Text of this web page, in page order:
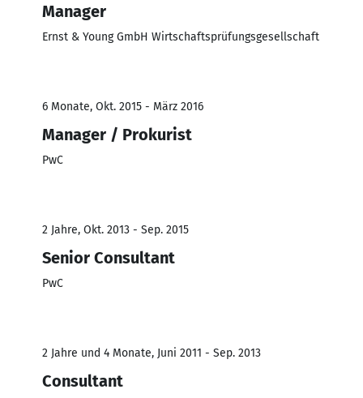
Manager
Ernst & Young GmbH Wirtschaftsprüfungsgesellschaft
6 Monate, Okt. 2015 - März 2016
Manager / Prokurist
PwC
2 Jahre, Okt. 2013 - Sep. 2015
Senior Consultant
PwC
2 Jahre und 4 Monate, Juni 2011 - Sep. 2013
Consultant